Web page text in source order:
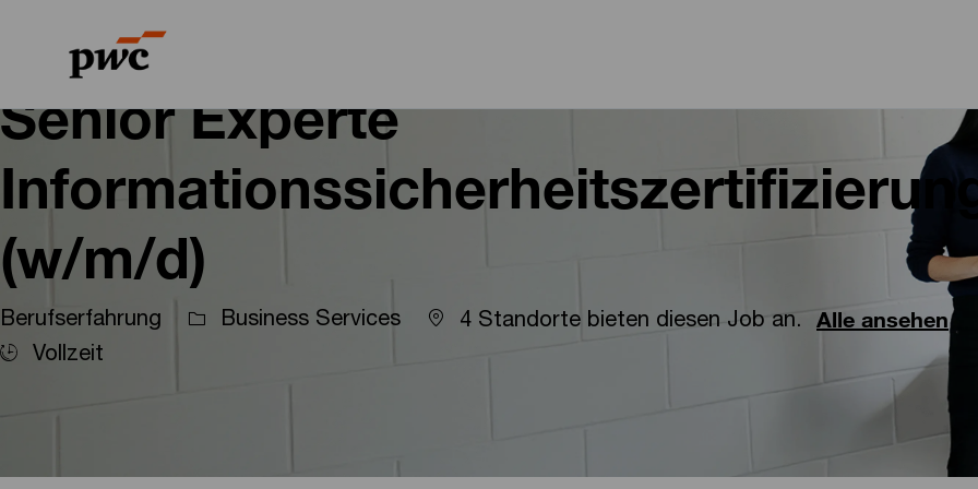
Senior Experte
(w/m/d)
Berufserfahrung Business Services 4 Standorte bieten diesen Job an.
Alle ansehen
Vollzeit